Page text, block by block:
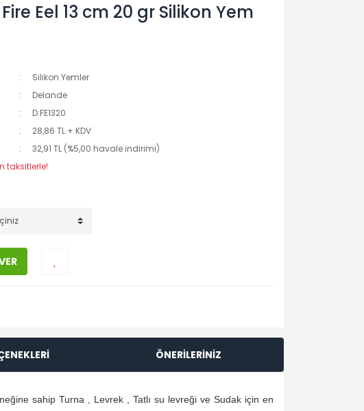
Eel 13 cm 20 gr Silikon Yem
Silikon Yemler
Delande
D:FE1320
28,86 TL + KDV
32,91 TL (%5,00 havale indirimi)
taksitlerle!
ÖNERİLERİNİZ
sahip Turna , Levrek , Tatlı su levreği ve Sudak için en